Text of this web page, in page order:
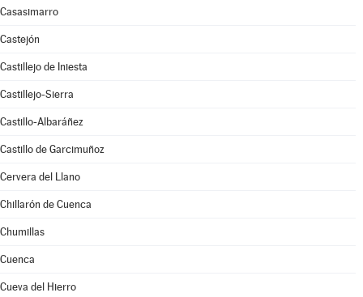
Casasimarro
Castejón
Castillejo de Iniesta
Castillejo-Sierra
Castillo-Albaráñez
Castillo de Garcimuñoz
Cervera del Llano
Chillarón de Cuenca
Chumillas
Cuenca
Cueva del Hierro